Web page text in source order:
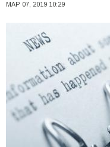
ΜΑΡ 07, 2019 10:29